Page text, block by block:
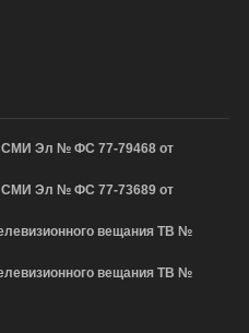
СМИ Эл № ФС 77-79468 от
СМИ Эл № ФС 77-73689 от
вещания ТВ №
вещания ТВ №